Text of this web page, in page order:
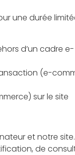
une durée
d’un cadre e-
(e-
sur le site
et notre
de